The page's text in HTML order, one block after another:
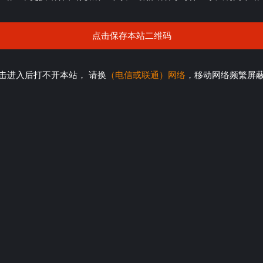
点击保存本站二维码
进入后打不开本站， 请换 （电信或联通）网络 ，移动网络频繁屏